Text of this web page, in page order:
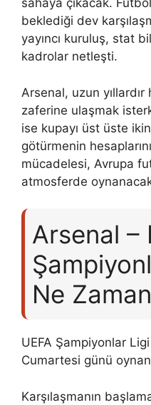
sahaya çıkacak.
beklediği dev
yayıncı kuruluş, stat
kadrolar netleşti.
Arsenal, uzun yıllardır
zaferine ulaşmak
ise kupayı üst üste
götürmenin
mücadelesi, Avrupa
atmosferde
Arsenal –
Ne
UEFA Şampiyonlar
Cumartesi günü
Karşılaşmanın